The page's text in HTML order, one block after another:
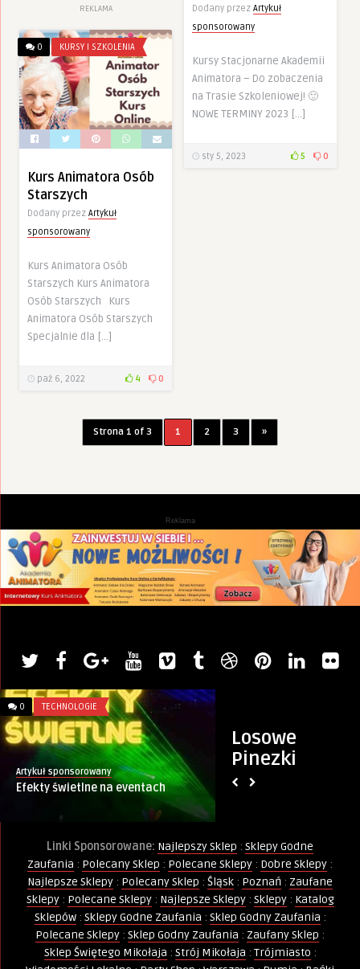
Dodany przez Artykuł
sponsorowany
Kursy Stacjonarne Akademii
Animatora – Do zobaczenia
na Trasie Szkoleniowej! 🙂
NOWE TERMINY 2023 […]
sty 5, 2023 5 0
REKLAMA
0 KURSY I SZKOLENIA
Kurs Animatora Osób
Starszych
Dodany przez Artykuł
sponsorowany
Kurs Animatora Osób
Starszych Kurs Animatora
Osób Starszych Kurs
Animatora Osób Starszych
Specjalnie dla […]
paź 6, 2022 4 0
Strona 1 of 3 1 2 3 »
Reklama
Losowe
Pinezki
0 TECHNOLOGIE
Artykuł sponsorowany
Efekty świetlne na eventach
Linki Sponsorowane: Najlepszy Sklep : Sklepy Godne
Zaufania : Polecany Sklep : Polecane Sklepy : Dobre Sklepy :
Najlepsze Sklepy : Polecany Sklep : Śląsk : Poznań : Zaufane
Sklepy: Polecane Sklepy: Najlepsze Sklepy: Sklepy: Katalog
Sklepów: Sklepy Godne Zaufania : Sklep Godny Zaufania :
Polecane Sklepy : Sklep Godny Zaufania : Zaufany Sklep :
Sklep Świętego Mikołaja : Strój Mikołaja : Trójmiasto :